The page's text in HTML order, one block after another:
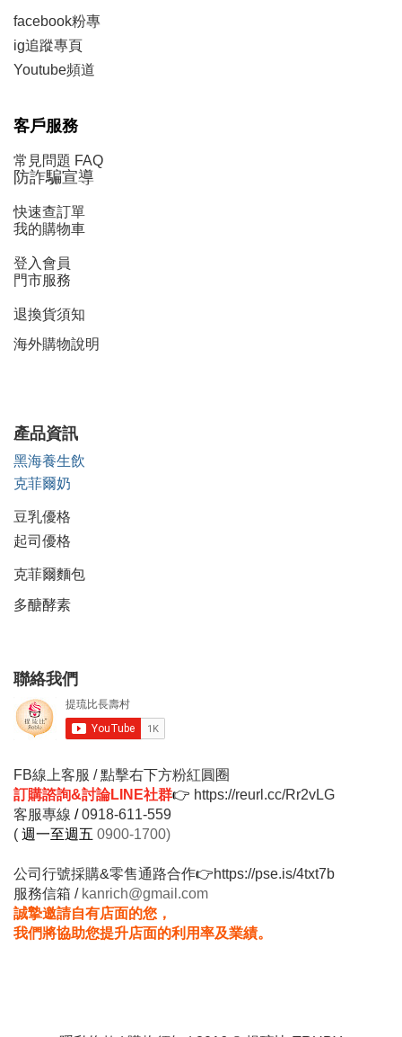
facebook粉專
ig追蹤專頁
Youtube頻道
客戶服務
常見問題 FAQ
防詐騙宣導
快速查訂單
我的購物車
登入會員
門市服務
退換貨須知
海外購物說明
產品資訊
黑海養生飲
克菲爾奶
豆乳優格
起司優格
克菲爾麵包
多醣酵素
聯絡我們
FB線上客服 / 點擊右下方粉紅圓圈
訂購諮詢&討論LINE社群👉 https://reurl.cc/Rr2vLG
客服專線 /0918-611-559
( 週一至週五 0900-1700)
公司行號採購&零售通路合作👉https://pse.is/4txt7b
服務信箱 / kanrich@gmail.com
誠摯邀請自有店面的您，
我們將協助您提升店面的利用率及業績。